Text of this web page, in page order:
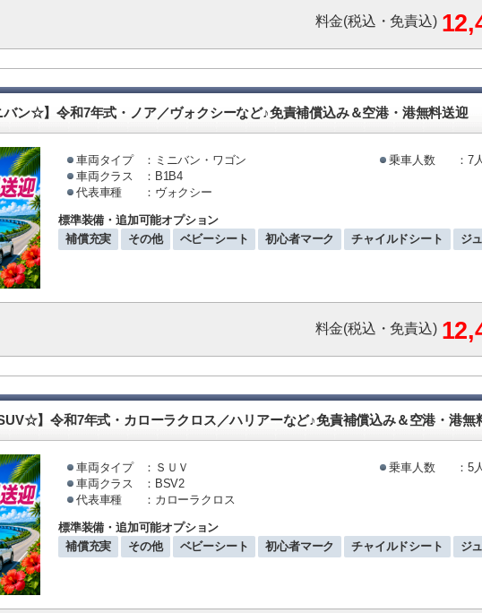
料金(税込・免責込)
バン☆】令和7年式・ノア／ヴォクシーなど♪免責補償込み＆空港・港無料送迎
車両タイプ ：ミニバン・ワゴン 乗車人数
：7
車両クラス
：B1B4
代表車種
：ヴォクシー
標準装備・追加可能オプション
補償充実
その他 ベビーシート 初心者マーク チャイルドシート ジ
料金(税込・免責込)
】令和7年式・カローラクロス／ハリアーなど♪免責補償込み＆空港・港無
車両タイプ ：ＳＵＶ 乗車人数
：5
車両クラス
：BSV2
代表車種
：カローラクロス
標準装備・追加可能オプション
補償充実
その他 ベビーシート 初心者マーク チャイルドシート ジ